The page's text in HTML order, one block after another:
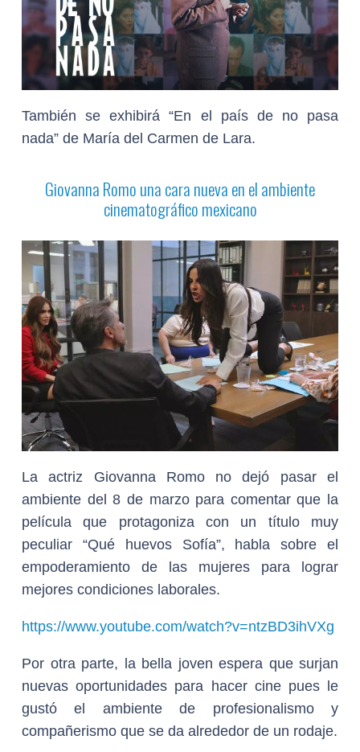
También se exhibirá “En el país de no pasa
nada” de María del Carmen de Lara.
Giovanna Romo una cara nueva en el ambiente
cinematográfico mexicano
La actriz Giovanna Romo no dejó pasar el
ambiente del 8 de marzo para comentar que la
película que protagoniza con un título muy
peculiar “Qué huevos Sofía”, habla sobre el
empoderamiento de las mujeres para lograr
mejores condiciones laborales.
https://www.youtube.com/watch?v=ntzBD3ihVXg
Por otra parte, la bella joven espera que surjan
nuevas oportunidades para hacer cine pues le
gustó el ambiente de profesionalismo y
compañerismo que se da alrededor de un rodaje.